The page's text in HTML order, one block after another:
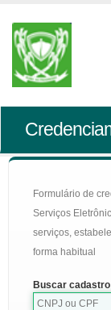
Formulário de
Serviços
serviços,
forma habitual
Buscar